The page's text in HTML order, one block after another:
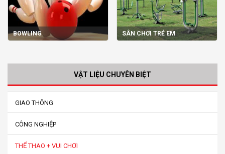
BOWLING SÂN CHƠI TRẺ EM
VẬT LIỆU CHUYÊN BIỆT
GIAO THÔNG
CÔNG NGHIỆP
THỂ THAO + VUI CHƠI